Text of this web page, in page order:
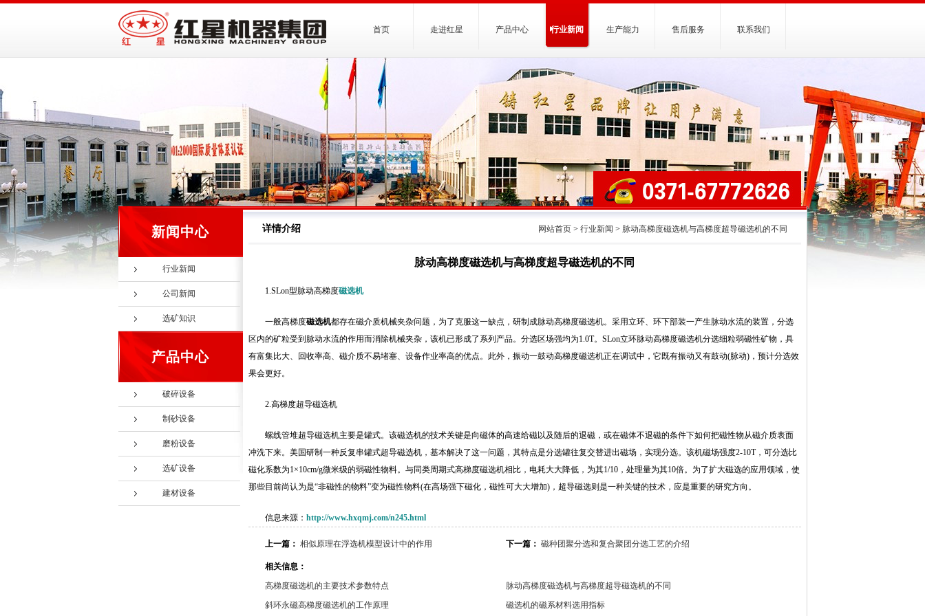
首页 走进红星 产品中心 行业新闻 生产能力 售后服务 联系我们
新闻中心
行业新闻
公司新闻
选矿知识
产品中心
破碎设备
制砂设备
磨粉设备
选矿设备
建材设备
详情介绍 网站首页> 行业新闻 > 脉动高梯度磁选机与高梯度超导磁选机的不同
脉动高梯度磁选机与高梯度超导磁选机的不同
1.SLon型脉动高梯度磁选机
一般高梯度磁选机都存在磁介质机械夹杂问题，为了克服这一缺点，研制成脉动高梯度磁选机。采用立环、环下部装一产生脉动水流的装置，分选
区内的矿粒受到脉动水流的作用而消除机械夹杂，该机已形成了系列产品。分选区场强均为1.0T。SLon立环脉动高梯度磁选机分选细粒弱磁性矿物，具
有富集比大、回收率高、磁介质不易堵塞、设备作业率高的优点。此外，振动一鼓动高梯度磁选机正在调试中，它既有振动又有鼓动(脉动)，预计分选效
果会更好。
2.高梯度超导磁选机
螺线管堆超导磁选机主要是罐式。该磁选机的技术关键是向磁体的高速给磁以及随后的退磁，或在磁体不退磁的条件下如何把磁性物从磁介质表面
冲洗下来。美国研制一种反复串罐式超导磁选机，基本解决了这一问题，其特点是分选罐往复交替进出磁场，实现分选。该机磁场强度2-10T，可分选比
磁化系数为1×10cm/g微米级的弱磁性物料。与同类周期式高梯度磁选机相比，电耗大大降低，为其1/10，处理量为其10倍。为了扩大磁选的应用领域，使
那些目前尚认为是“非磁性的物料”变为磁性物料(在高场强下磁化，磁性可大大增加)，超导磁选则是一种关键的技术，应是重要的研究方向。
信息来源： http://www.hxqmj.com/n245.html
上一篇： 相似原理在浮选机模型设计中的作用 下一篇： 磁种团聚分选和复合聚团分选工艺的介绍
相关信息：
高梯度磁选机的主要技术参数特点
脉动高梯度磁选机与高梯度超导磁选机的不同
斜环永磁高梯度磁选机的工作原理
磁选机的磁系材料选用指标